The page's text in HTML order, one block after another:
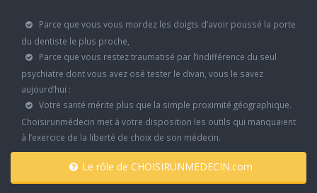
Parce que vous vous mordez les doigts d’avoir poussé la porte
du dentiste le plus proche,
Parce que vous restez traumatisé par l’indifférence du seul
psychiatre dont vous avez osé tester le divan, vous le savez
aujourd’hui :
Votre santé mérite plus que la simple proximité géographique.
Choisirunmédecin met à votre disposition les outils qui manquaient
à l’exercice de la liberté de choix de son médecin.
Le rôle de CHOISIRUNMEDECIN.com